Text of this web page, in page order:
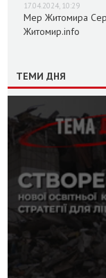
17.04.2024, 10:29
Мер Житомира
Житомир.info
ТЕМИ ДНЯ